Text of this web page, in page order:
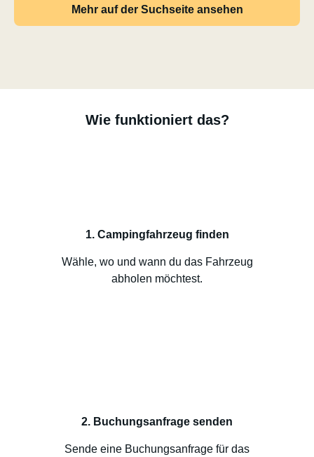
Mehr auf der Suchseite ansehen
Wie funktioniert das?
1. Campingfahrzeug finden
Wähle, wo und wann du das Fahrzeug
abholen möchtest.
2. Buchungsanfrage senden
Sende eine Buchungsanfrage für das